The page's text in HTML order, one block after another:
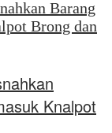
Knalpot